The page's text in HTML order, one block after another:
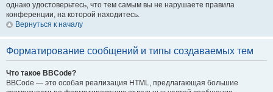
однако удостоверьтесь, что тем самым вы не нарушаете правила
конференции, на которой находитесь.
Вернуться к началу
Форматирование сообщений и типы создаваемых тем
Что такое BBCode?
BBCode — это особая реализация HTML, предлагающая большие